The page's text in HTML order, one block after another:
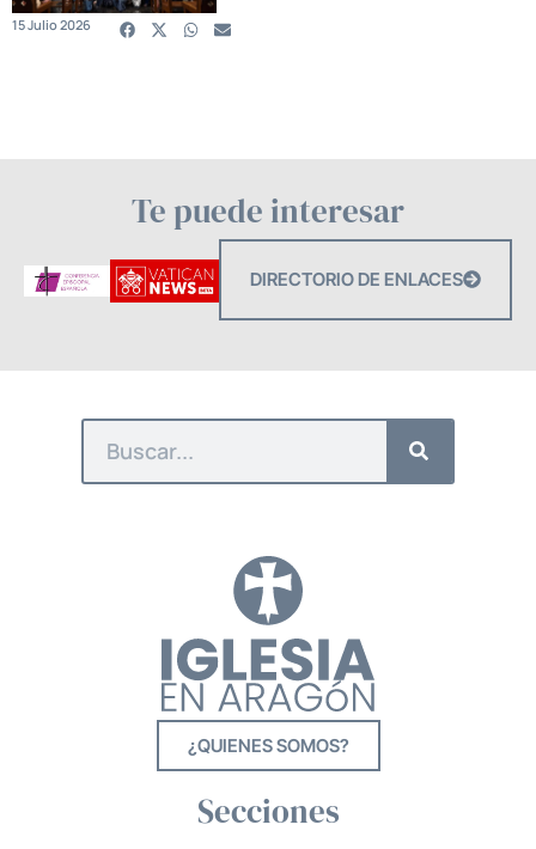
15 Julio 2026
Te puede interesar
DIRECTORIO DE ENLACES
¿QUIENES SOMOS?
Secciones